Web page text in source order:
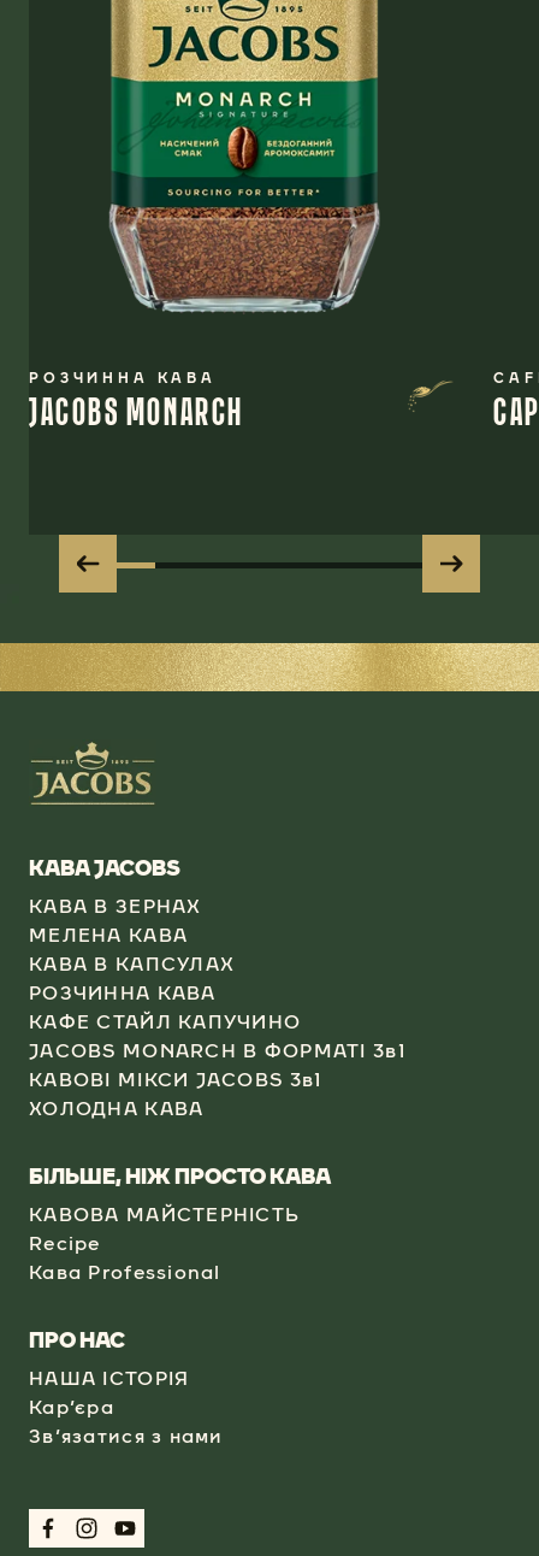
РОЗЧИННА КАВА
JACOBS MONARCH
КАВА JACOBS​
КАВА В ЗЕРНАХ
МЕЛЕНА КАВА
КАВА В КАПСУЛАХ​
РОЗЧИННА КАВА​
КАФЕ СТАЙЛ КАПУЧИНО​
JACOBS MONARCH В ФОРМАТІ 3в1​
КАВОВІ МІКСИ JACOBS 3в1
ХОЛОДНА КАВА​
БІЛЬШЕ, НІЖ ПРОСТО КАВА
КАВОВА МАЙСТЕРНІСТЬ
Recipe
Кава Professional​
​ПРО НАС
НАША ІСТОРІЯ
Кар’єра
Зв’язатися з нами